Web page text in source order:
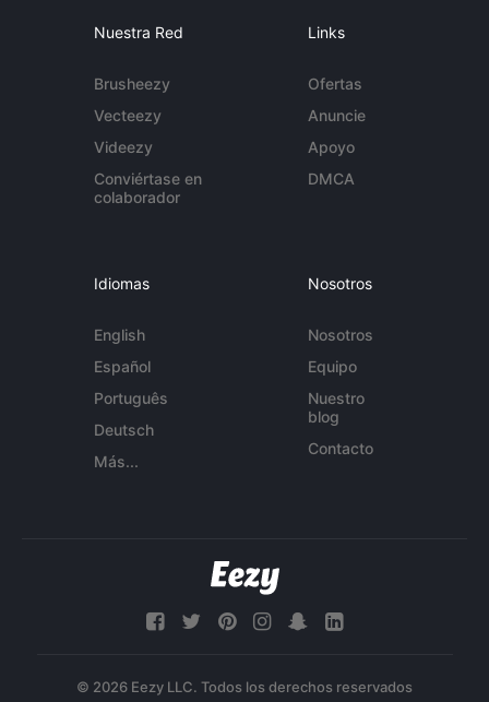
Nuestra Red
Brusheezy
Vecteezy
Videezy
Conviértase en
colaborador
Links
Ofertas
Anuncie
Apoyo
DMCA
Idiomas
English
Español
Português
Deutsch
Más...
Nosotros
Nosotros
Equipo
Nuestro
blog
Contacto
© 2026 Eezy LLC. Todos los derechos reservados